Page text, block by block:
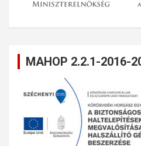
MAHOP 2.2.1-2016-